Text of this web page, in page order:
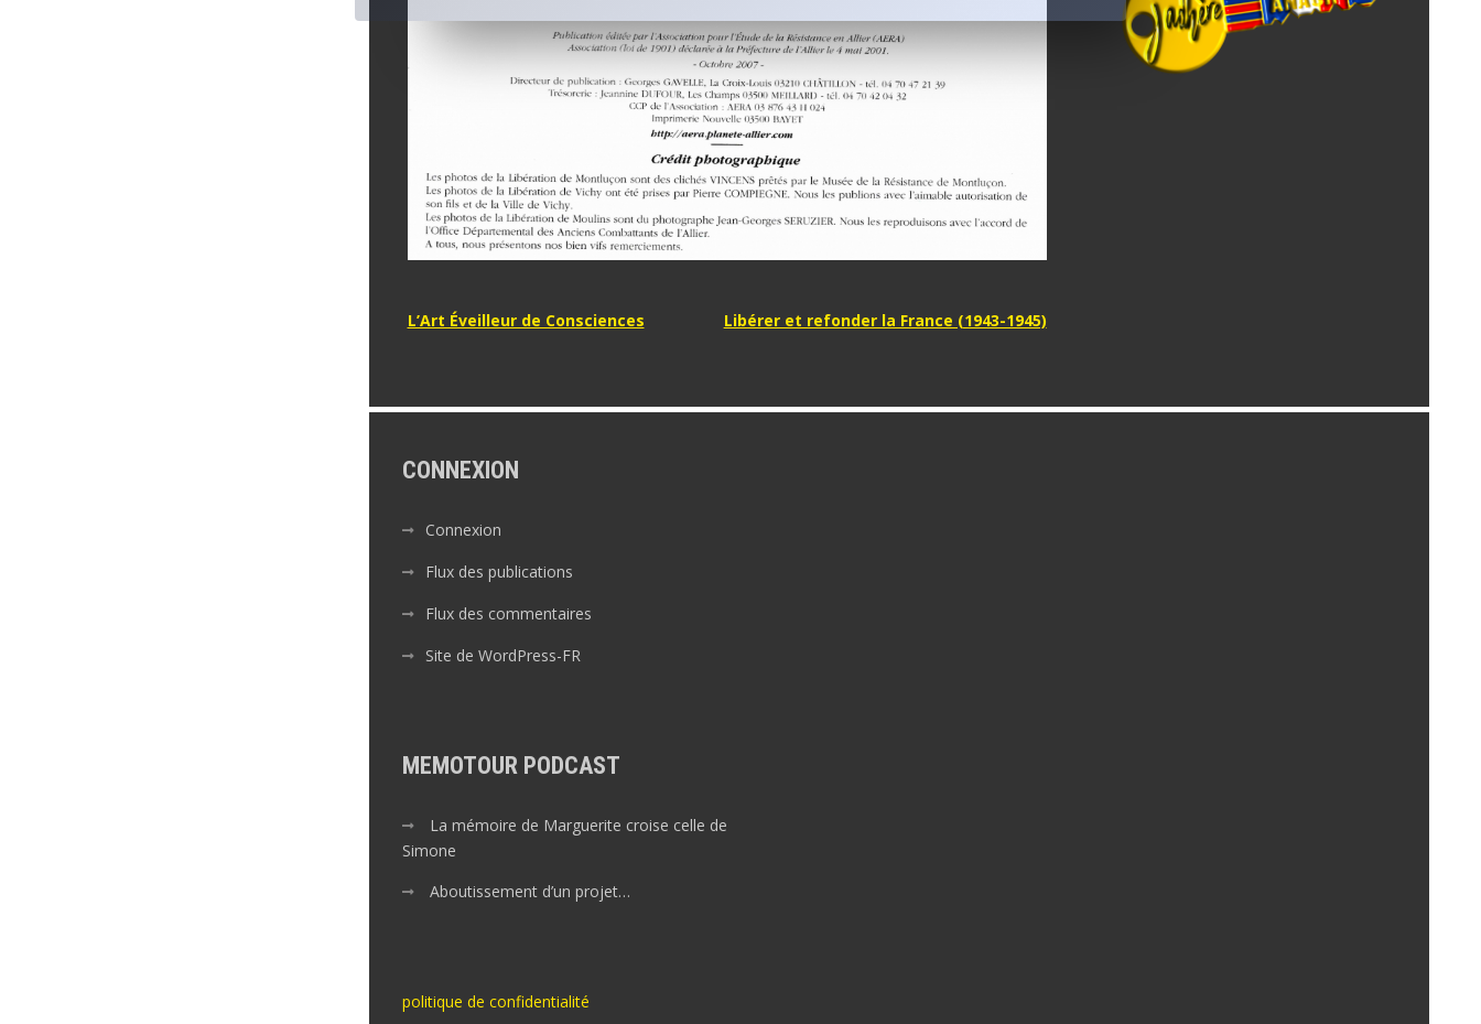
Navigation
L’Art Éveilleur de Consciences Libérer et refonder la France (1943-1945)
CONNEXION
Connexion
Flux des publications
Flux des commentaires
Site de WordPress-FR
MEMOTOUR PODCAST
La mémoire de Marguerite croise celle de
Simone
Aboutissement d’un projet…
politique de confidentialité